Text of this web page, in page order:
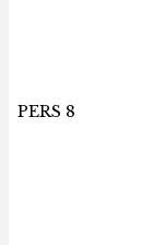
PERS 8